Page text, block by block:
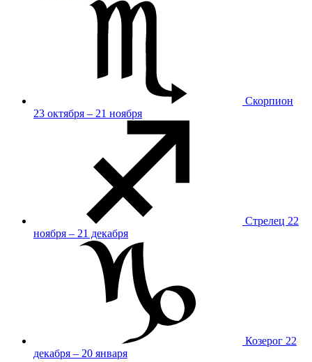
Скорпион
23 октября – 21 ноября
Стрелец 22
ноября – 21 декабря
Козерог 22
декабря – 20 января